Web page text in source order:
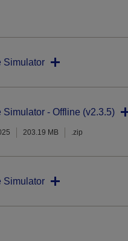
Simulator
- Offline (v2.3.5)
203.19 MB .zip
Simulator